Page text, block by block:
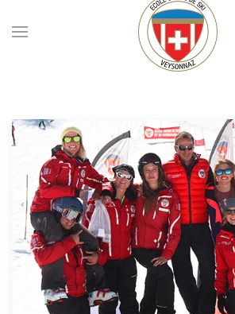
Skip to main content